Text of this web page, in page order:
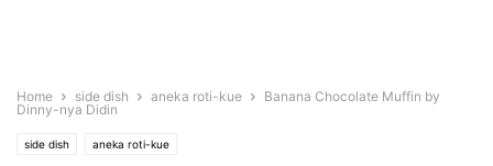
Home side dish aneka roti-kue
Banana Chocolate Muffin by
Dinny-nya Didin
side dish aneka roti-kue